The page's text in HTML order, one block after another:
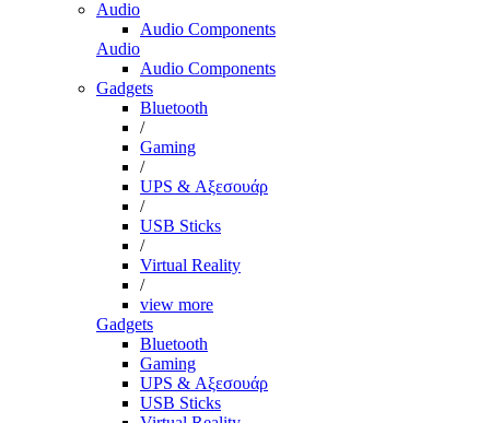
Audio
Audio Components
Audio
Audio Components
Gadgets
Bluetooth
/
Gaming
/
UPS & Αξεσουάρ
/
USB Sticks
/
Virtual Reality
/
view more
Gadgets
Bluetooth
Gaming
UPS & Αξεσουάρ
USB Sticks